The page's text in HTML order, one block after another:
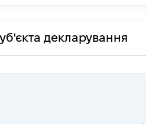
декларування